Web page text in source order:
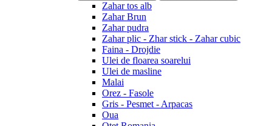
Zahar tos alb
Zahar Brun
Zahar pudra
Zahar plic - Zhar stick - Zahar cubic
Faina - Drojdie
Ulei de floarea soarelui
Ulei de masline
Malai
Orez - Fasole
Gris - Pesmet - Arpacas
Oua